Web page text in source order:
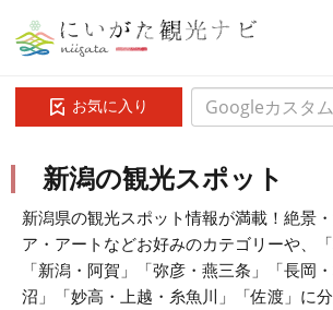
お気に入り
新潟の観光スポット
新潟県の観光スポット情報が満載！絶景
ア・アートなどお好みのカテゴリーや、「
「新潟・阿賀」「弥彦・燕三条」「長岡
沼」「妙高・上越・糸魚川」「佐渡」に